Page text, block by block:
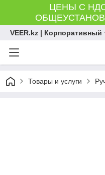
ЦЕНЫ С
VEER.kz |
Товары и услуги